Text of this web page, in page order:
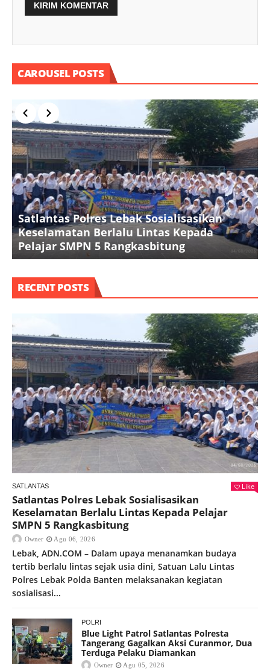
CAROUSEL POSTS
Satlantas Polres Lebak Sosialisasikan
Keselamatan Berlalu Lintas Kepada
Pelajar SMPN 5 Rangkasbitung
RECENT POSTS
SATLANTAS Like
Satlantas Polres Lebak Sosialisasikan
Keselamatan Berlalu Lintas Kepada Pelajar
SMPN 5 Rangkasbitung
Owner Agu 06, 2026
Lebak, ADN.COM – Dalam upaya menanamkan budaya
tertib berlalu lintas sejak usia dini, Satuan Lalu Lintas
Polres Lebak Polda Banten melaksanakan kegiatan
sosialisasi...
POLRI
Blue Light Patrol Satlantas Polresta
Tangerang Gagalkan Aksi Curanmor, Dua
Terduga Pelaku Diamankan
Owner Agu 05, 2026